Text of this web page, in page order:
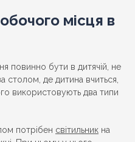
місця в
повинно бути в дитячій, не
столом, де дитина вчиться,
використовують два типи
потрібен світильник на